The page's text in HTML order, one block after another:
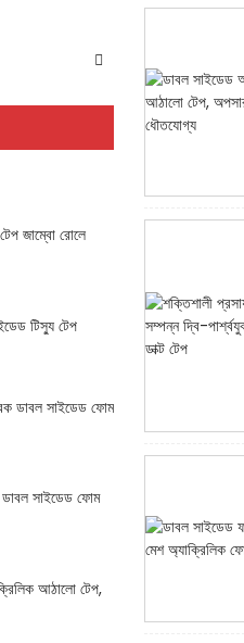
জাম্বো রোলে
টিস্যু টেপ
ডাবল সাইডেড ফোম
ডাবল সাইডেড ফোম
আঠালো টেপ,